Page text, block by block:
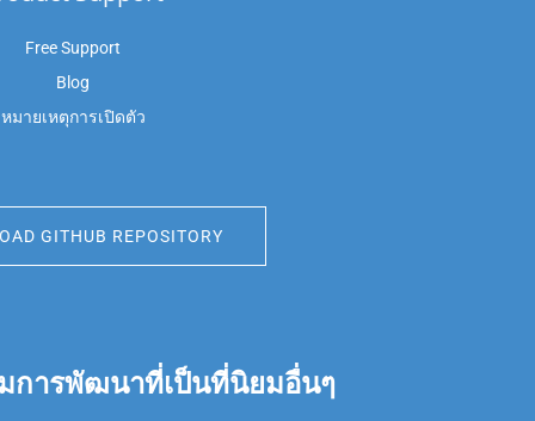
Free Support
Blog
หมายเหตุการเปิดตัว
GITHUB REPOSITORY
การพัฒนาที่เป็นที่นิยมอื่นๆ